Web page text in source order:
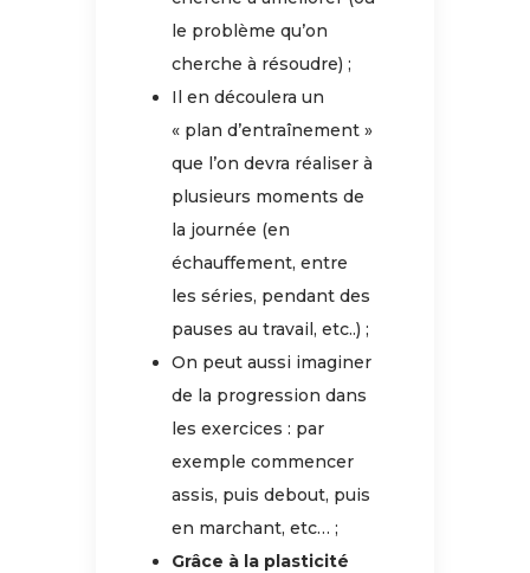
le problème qu’on
cherche à résoudre) ;
Il en découlera un
« plan d’entraînement »
que l’on devra réaliser à
plusieurs moments de
la journée (en
échauffement, entre
les séries, pendant des
pauses au travail, etc..) ;
On peut aussi imaginer
de la progression dans
les exercices : par
exemple commencer
assis, puis debout, puis
en marchant, etc… ;
Grâce à la plasticité